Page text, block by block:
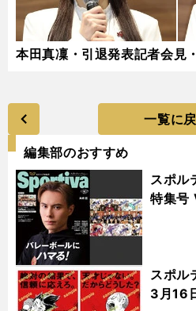
本田真凜・引退発表記者会見
一覧に
編集部のおすすめ
スポル
特集
スポ
3月16